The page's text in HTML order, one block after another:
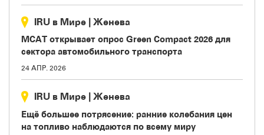
IRU в Мире | Женева
МСАТ открывает опрос Green Compact 2026 для
сектора автомобильного транспорта
24 АПР. 2026
IRU в Мире | Женева
Ещё большее потрясение: ранние колебания цен
на топливо наблюдаются по всему миру